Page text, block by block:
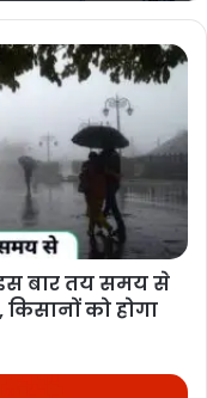
बार तय समय से
को होगा